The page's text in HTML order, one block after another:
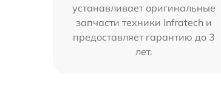
устанавливает оригинальные
запчасти техники Infratech и
предоставляет гарантию до 3
лет.